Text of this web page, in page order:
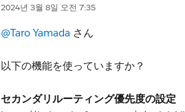
2024년 3월 8일 오전 7:35
@Taro Yamada さん
以下の機能を使っていますか？
セカンダリルーティング優先度の設定